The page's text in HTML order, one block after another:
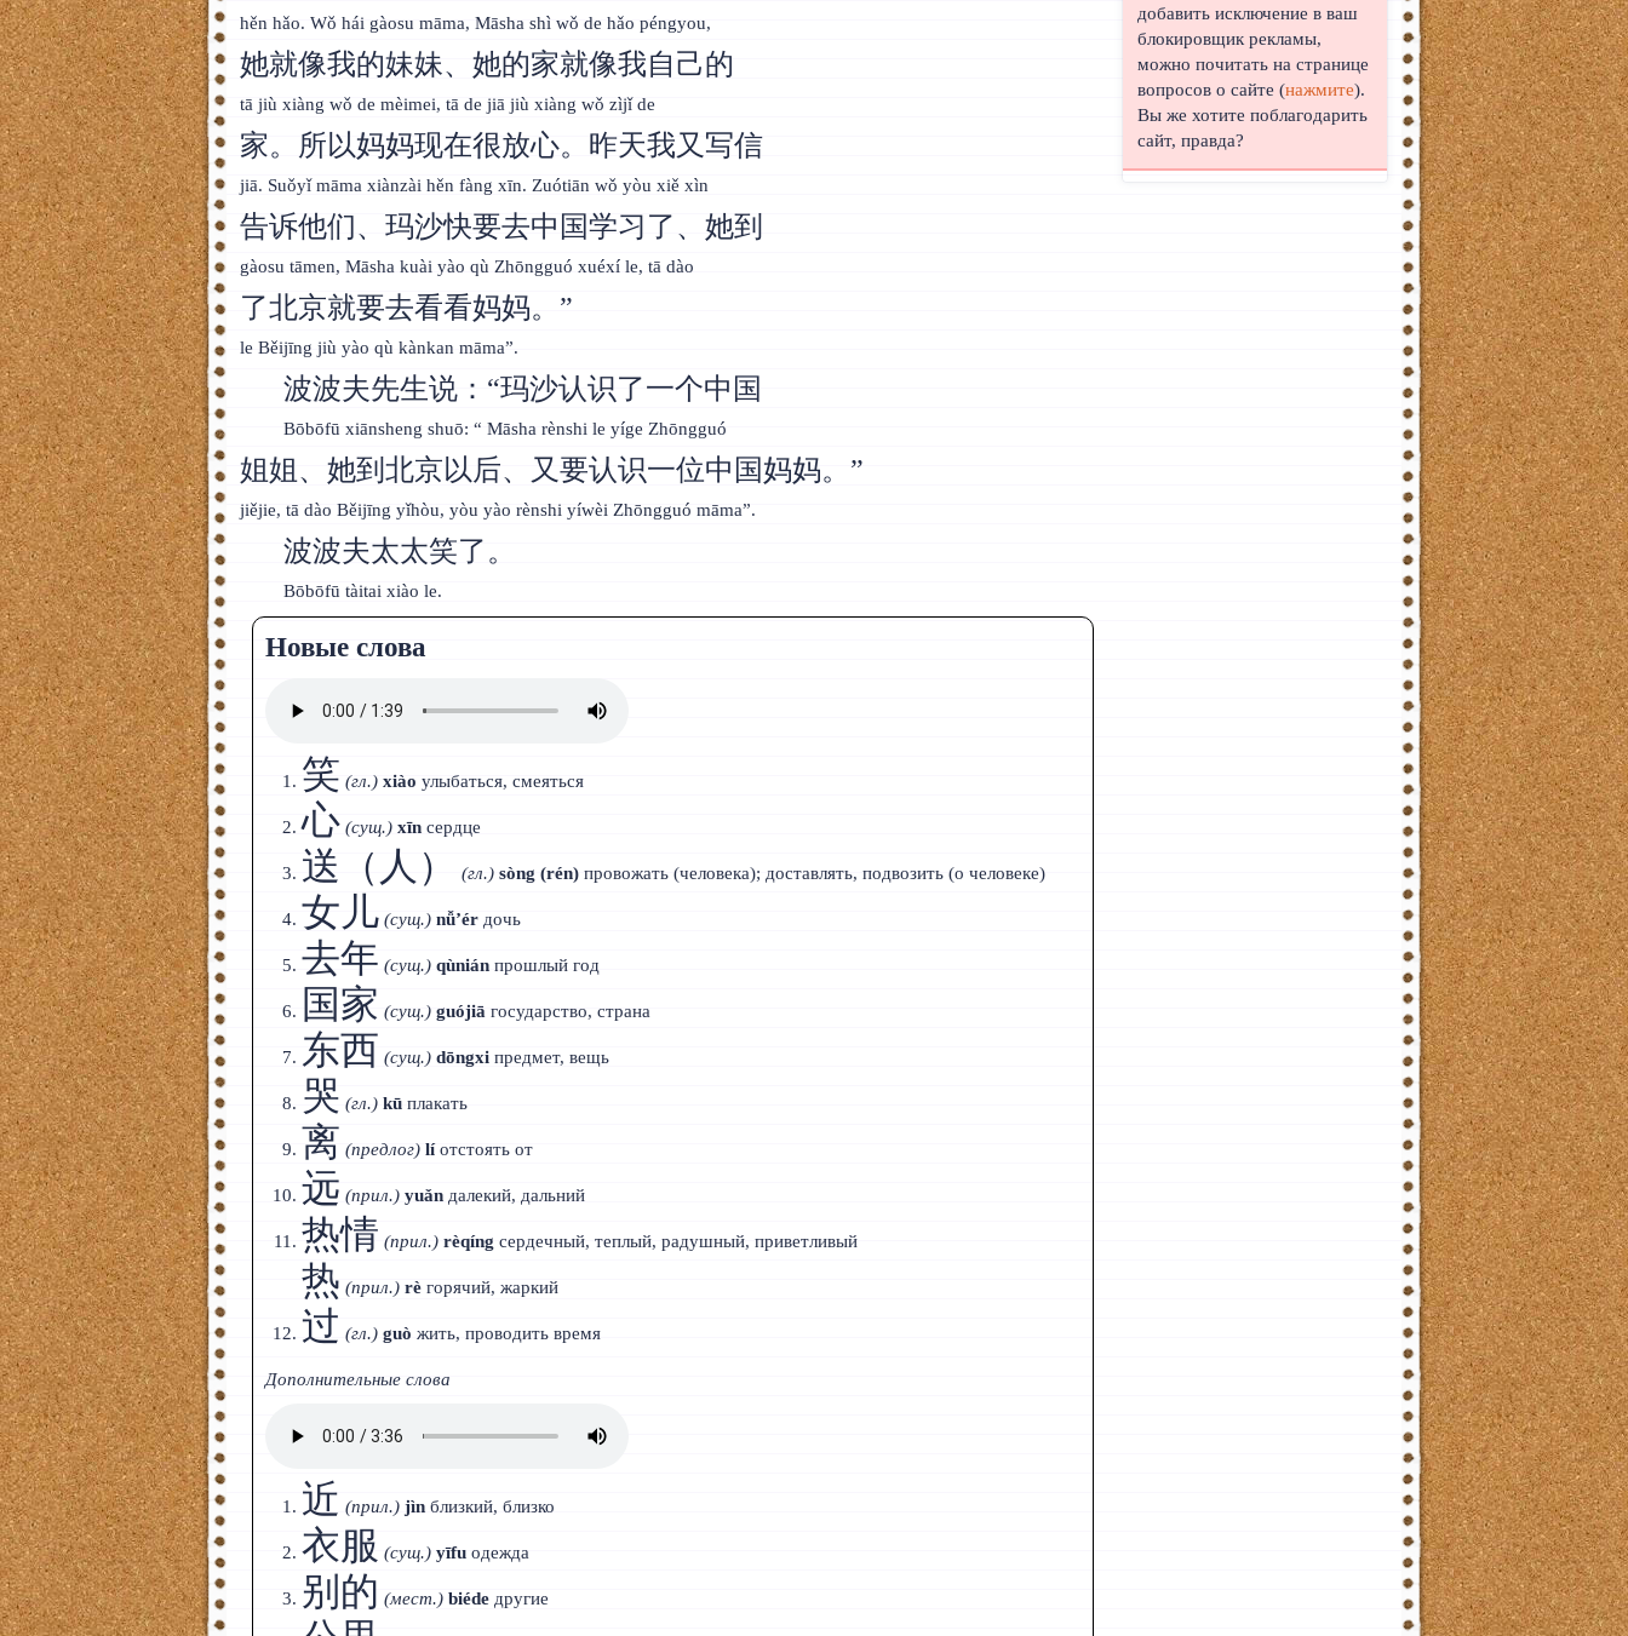
hěn hǎo. Wǒ hái gàosu māma, Māsha shì wǒ de hǎo péngyou,
她就像我的妹妹、她的家就像我自己的
tā jiù xiàng wǒ de mèimei, tā de jiā jiù xiàng wǒ zìjǐ de
家。所以妈妈现在很放心。昨天我又写信
jiā. Suǒyǐ māma xiànzài hěn fàng xīn. Zuótiān wǒ yòu xiě xìn
告诉他们、玛沙快要去中国学习了、她到
gàosu tāmen, Māsha kuài yào qù Zhōngguó xuéxí le, tā dào
了北京就要去看看妈妈。”
le Běijīng jiù yào qù kànkan māma”.
波波夫先生说：“玛沙认识了一个中国
Bōbōfū xiānsheng shuō: “ Māsha rènshi le yíge Zhōngguó
姐姐、她到北京以后、又要认识一位中国妈妈。”
jiějie, tā dào Běijīng yǐhòu, yòu yào rènshi yíwèi Zhōngguó māma”.
波波夫太太笑了。
Bōbōfū tàitai xiào le.
Новые слова
笑 (гл.) xiào улыбаться, смеяться
心 (сущ.) xīn сердце
送（人） (гл.) sòng (rén) провожать (человека); доставлять, подвозить (о человеке)
女儿 (сущ.) nǚ’ér дочь
去年 (сущ.) qùnián прошлый год
国家 (сущ.) guójiā государство, страна
东西 (сущ.) dōngxi предмет, вещь
哭 (гл.) kū плакать
离 (предлог) líотстоять от
远 (прил.) yuǎn далекий, дальний
热情 (прил.) rèqíng сердечный, теплый, радушный, приветливый
热 (прил.) rè горячий, жаркий
过 (гл.) guò жить, проводить время
Дополнительные слова
近 (прил.) jìn близкий, близко
衣服 (сущ.) yīfu одежда
别的 (мест.) biéde другие
добавить исключение в ваш
блокировщик рекламы,
можно почитать на странице
вопросов о сайте (нажмите).
Вы же хотите поблагодарить
сайт, правда?